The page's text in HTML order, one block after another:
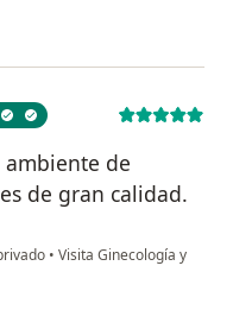
ambiente de
de gran calidad.
• Visita Ginecología y